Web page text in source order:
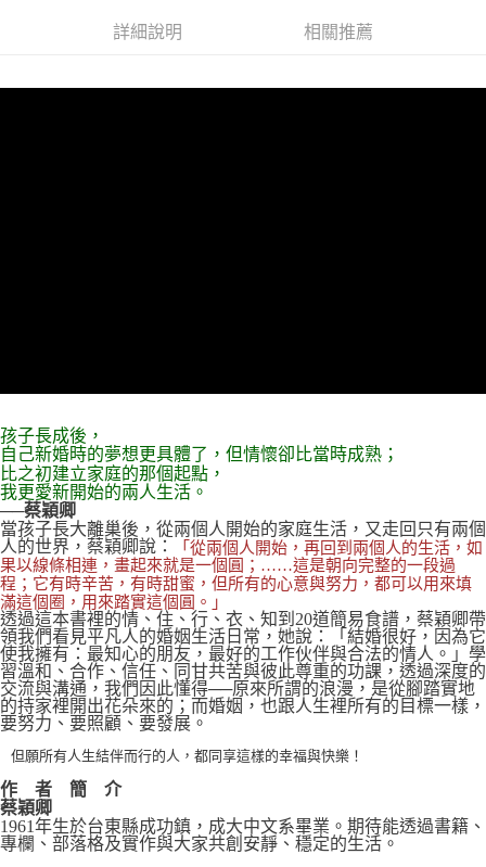
詳細說明 相關推薦
孩子長成後，
自己新婚時的夢想更具體了，但情懷卻比當時成熟；
比之初建立家庭的那個起點，
我更愛新開始的兩人生活。
──蔡穎卿
當孩子長大離巢後，從兩個人開始的家庭生活，又走回只有兩個
人的世界，蔡穎卿說：
「從兩個人開始，再回到兩個人的生活，如
果以線條相連，畫起來就是一個圓；……這是朝向完整的一段過
程；它有時辛苦，有時甜蜜，但所有的心意與努力，都可以用來填
滿這個圈，用來踏實這個圓。」
透過這本書裡的情、住、行、衣、知到20道簡易食譜，蔡穎卿帶
領我們看見平凡人的婚姻生活日常，她說：「結婚很好，因為它
使我擁有：最知心的朋友，最好的工作伙伴與合法的情人。」學
習溫和、合作、信任、同甘共苦與彼此尊重的功課，透過深度的
交流與溝通，我們因此懂得──原來所謂的浪漫，是從腳踏實地
的持家裡開出花朵來的；而婚姻，也跟人生裡所有的目標一樣，
要努力、要照顧、要發展。
但願所有人生結伴而行的人，都同享這樣的幸福與快樂！
作 者 簡 介
蔡穎卿
1961年生於台東縣成功鎮，成大中文系畢業。期待能透過書籍、
專欄、部落格及實作與大家共創安靜、穩定的生活。